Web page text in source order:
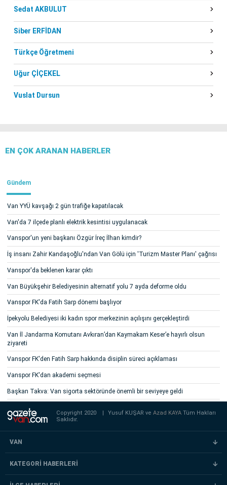
Sedat AKBULUT
Siber ERFİDAN
Türkçe Öğretmeni
Uğur ÇİÇEKEL
Vuslat Dursun
EN ÇOK ARANAN HABERLER
Gündem
Van YYÜ kavşağı 2 gün trafiğe kapatılacak
Van'da 7 ilçede planlı elektrik kesintisi uygulanacak
Vanspor'un yeni başkanı Özgür İreç İlhan kimdir?
İş insanı Zahir Kandaşoğlu'ndan Van Gölü için 'Turizm Master Planı' çağrısı
Vanspor'da beklenen karar çıktı
Van Büyükşehir Belediyesinin alternatif yolu 7 ayda deforme oldu
Vanspor FK'da Fatih Sarp dönemi başlıyor
İpekyolu Belediyesi iki kadın spor merkezinin açılışını gerçekleştirdi
Van İl Jandarma Komutanı Avkıran’dan Kaymakam Keser’e hayırlı olsun
ziyareti
Vanspor FK'den Fatih Sarp hakkında disiplin süreci açıklaması
Vanspor FK'dan akademi seçmesi
Başkan Takva: Van sigorta sektöründe önemli bir seviyeye geldi
Copyright 2020 Yusuf KUŞAR veAzad KAYATüm Hakları
Saklıdır.
VAN
KATEGORİ HABERLERİ